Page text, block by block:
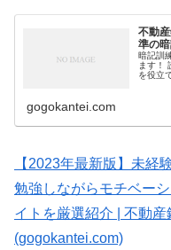
不動
準の
暗記訓
ます！
を役立
gogokantei.com
【2023年最新版】未経
勉強しながらモチベー
イトを厳選紹介 | 不動産
(gogokantei.com)